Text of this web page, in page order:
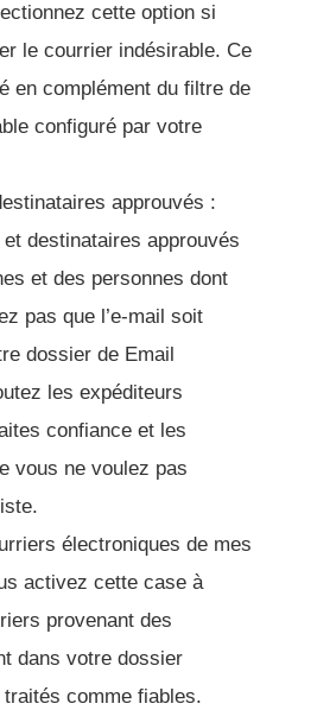
cette option si
le courrier indésirable. Ce
en complément du filtre de
configuré par votre
approuvés :
destinataires approuvés
et des personnes dont
pas que l’e-mail soit
dossier de Email
les expéditeurs
confiance et les
vous ne voulez pas
électroniques de mes
activez cette case à
provenant des
dans votre dossier
comme fiables.